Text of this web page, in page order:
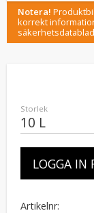
Notera!
korrekt
Storlek
LOGGA IN
Artikelnr